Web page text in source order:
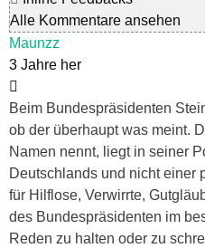
Alle Kommentare ansehen
Maunzz
3 Jahre her
Beim Bundespräsidenten
ob der überhaupt was meint.
Namen nennt, liegt in seiner
Deutschlands und nicht einer
für Hilflose, Verwirrte,
des Bundespräsidenten im
Reden zu halten oder zu